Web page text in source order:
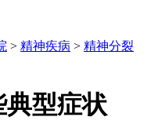
> 精神疾病 > 精神分裂
型症状